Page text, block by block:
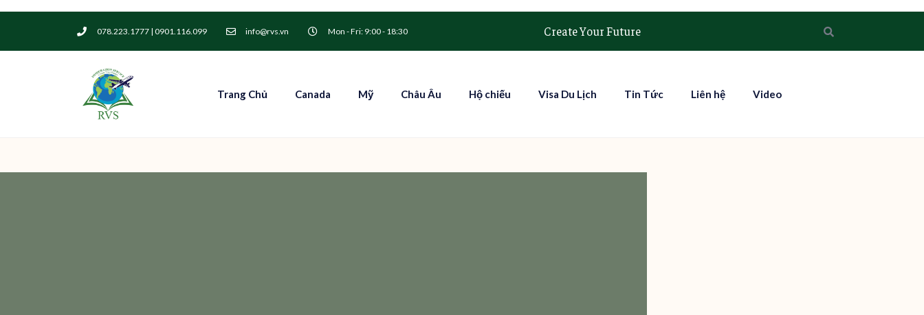
078.223.1777 | 0901.116.099 info@rvs.vn Mon - Fri: 9:00 - 18:30 Create Your Future
Trang Chủ Canada Mỹ Châu Âu Hộ chiếu Visa Du Lịch Tin Tức Liên hệ Video